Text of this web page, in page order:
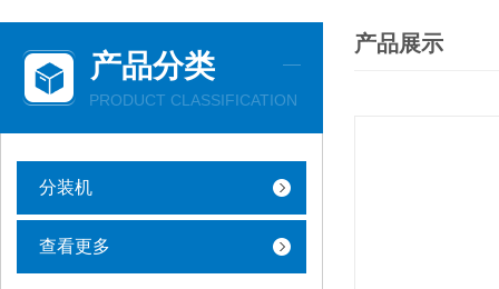
产品分类
PRODUCT CLASSIFICATION
分装机
查看更多
产品展示